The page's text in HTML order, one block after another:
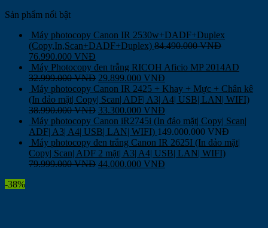
Sản phẩm nổi bật
Máy photocopy Canon IR 2530w+DADF+Duplex
(Copy,In,Scan+DADF+Duplex) 84.490.000VNĐ
76.990.000 VNĐ
Máy Photocopy đen trắng RICOH Aficio MP 2014AD
32.999.000VNĐ 29.899.000 VNĐ
Máy photocopy Canon IR 2425 + Khay + Mực + Chân kê
(In đảo mặt| Copy| Scan| ADF| A3| A4| USB| LAN| WIFI)
38.990.000VNĐ 33.300.000 VNĐ
Máy photocopy Canon iR2745i (In đảo mặt| Copy| Scan|
ADF| A3| A4| USB| LAN| WIFI) 149.000.000 VNĐ
Máy photocopy đen trắng Canon IR 2625I (In đảo mặt|
Copy| Scan| ADF 2 mặt| A3| A4| USB| LAN| WIFI)
79.999.000VNĐ 44.000.000 VNĐ
-38%